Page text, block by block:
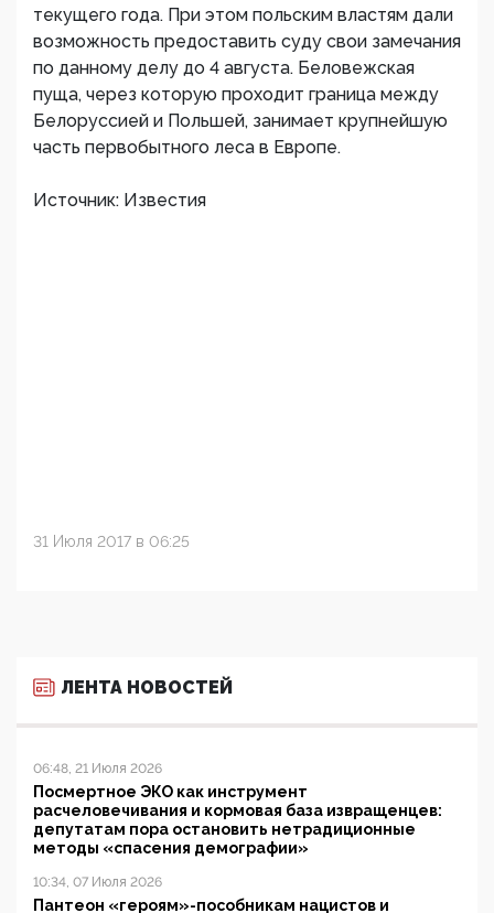
текущего года. При этом польским властям дали
возможность предоставить суду свои замечания
по данному делу до 4 августа. Беловежская
пуща, через которую проходит граница между
Белоруссией и Польшей, занимает крупнейшую
часть первобытного леса в Европе.
Источник: Известия
31 Июля 2017 в 06:25
ЛЕНТА НОВОСТЕЙ
06:48, 21 Июля 2026
Посмертное ЭКО как инструмент
расчеловечивания и кормовая база извращенцев:
депутатам пора остановить нетрадиционные
методы «спасения демографии»
10:34, 07 Июля 2026
Пантеон «героям»-пособникам нацистов и